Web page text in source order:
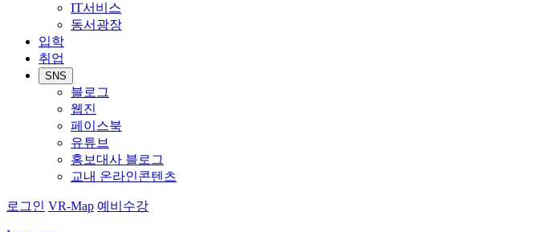
IT서비스
동서광장
입학
취업
SNS
블로그
웹진
페이스북
유튜브
홍보대사 블로그
교내 온라인콘텐츠
로그인 VR-Map 예비수강